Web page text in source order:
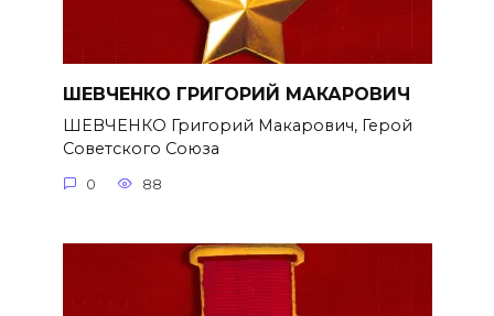
ШЕВЧЕНКО ГРИГОРИЙ МАКАРОВИЧ
ШЕВЧЕНКО Григорий Макарович, Герой
Советского Союза
0 88